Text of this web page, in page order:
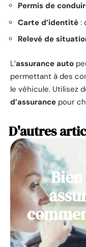
Permis de
Carte d’identité :
Relevé de
L’assurance auto
permettant à des
le véhicule. Utilisez
d’assurance pour
D'autres
Bien